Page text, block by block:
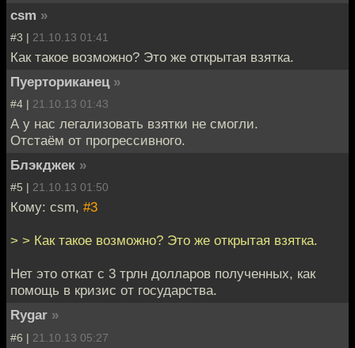
csm »
#3 | 21.10.13 01:41
Как такое возможно? Это же открытая взятка.
Пуерториканец »
#4 | 21.10.13 01:43
А у нас легализовать взятки не смогли.
Отстаём от прогрессивного.
Блэкджек »
#5 | 21.10.13 01:50
Кому: csm, #3
> > Как такое возможно? Это же открытая взятка.
Нет это откат с 3 трлн долларов полученных, как
помощь в кризис от государства.
Rygar »
#6 | 21.10.13 05:27